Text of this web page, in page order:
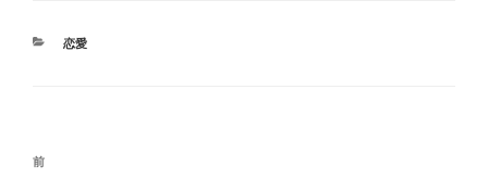
カ
恋愛
投
前
前